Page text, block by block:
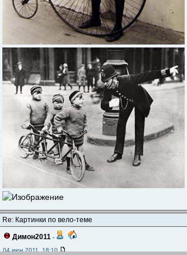
Re: Картинки по вело-теме
Димон2011 -
04 июн 2011, 18:10